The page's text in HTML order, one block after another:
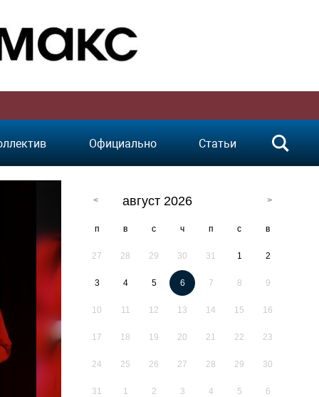
Официально Статьи
август 2026
п в с ч п с в
27 28 29 30 31 1 2
3 4 5 6 7 8 9
10 11 12 13 14 15 16
17 18 19 20 21 22 23
24 25 26 27 28 29 30
31 1 2 3 4 5 6